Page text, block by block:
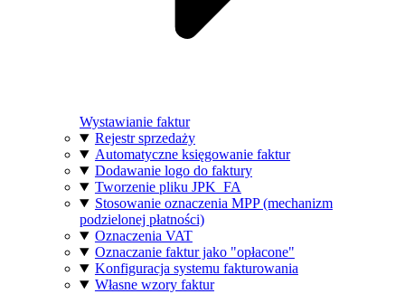
Wystawianie faktur
Rejestr sprzedaży
Automatyczne księgowanie faktur
Dodawanie logo do faktury
Tworzenie pliku JPK_FA
Stosowanie oznaczenia MPP (mechanizm
podzielonej płatności)
Oznaczenia VAT
Oznaczanie faktur jako "opłacone"
Konfiguracja systemu fakturowania
Własne wzory faktur